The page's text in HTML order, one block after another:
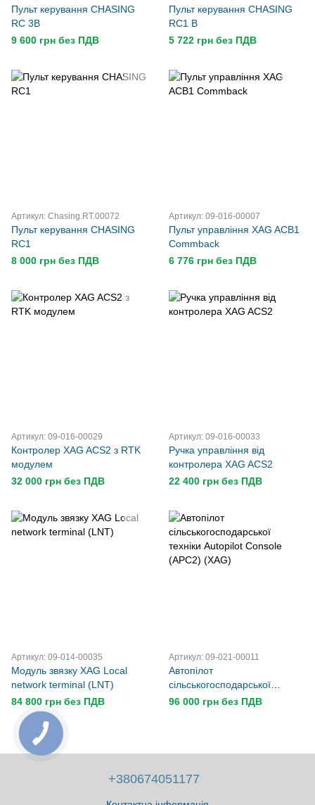
Пульт керування CHASING
RC 3B
9 600 грн без ПДВ
Пульт керування CHASING
RC1 B
5 722 грн без ПДВ
Артикул: Chasing.RT.00072
Пульт керування CHASING
RC1
8 000 грн без ПДВ
Артикул: 09-016-00007
Пульт управління XAG ACB1
Commback
6 776 грн без ПДВ
Артикул: 09-016-00029
Контролер XAG ACS2 з RTK
модулем
32 000 грн без ПДВ
Артикул: 09-016-00033
Ручка управління від
контролера XAG ACS2
22 400 грн без ПДВ
Артикул: 09-014-00035
Модуль звязку XAG Local
network terminal (LNT)
84 800 грн без ПДВ
Артикул: 09-021-00011
Автопілот
сільськогосподарської
техніки Autopilot Console
96 000 грн без ПДВ
+380674051177